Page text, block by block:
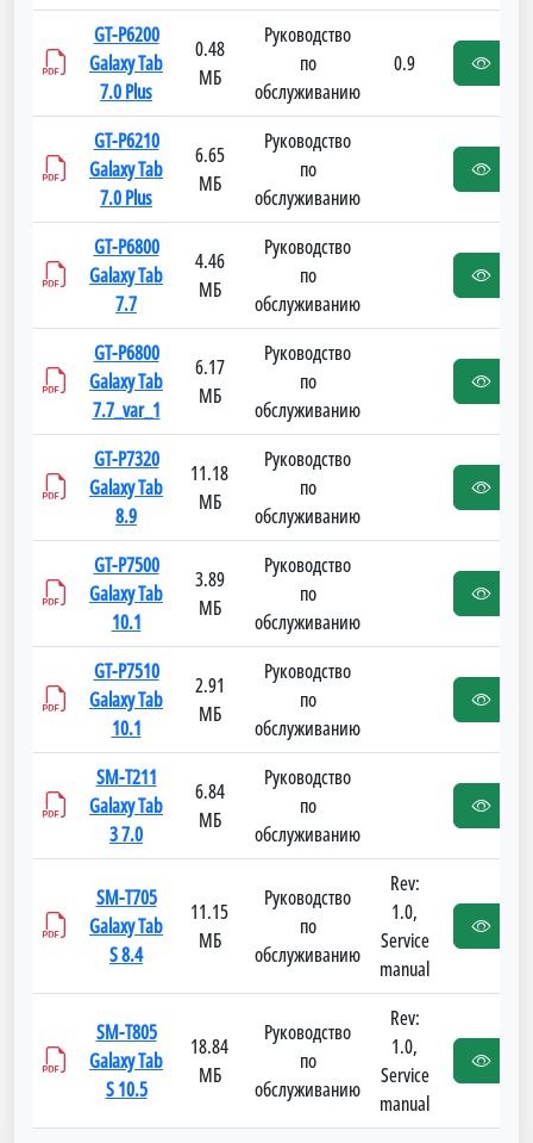
GT-P6200
Galaxy Tab
7.0 Plus
0.48
МБ
Руководство
по
обслуживанию
0.9
GT-P6210
Galaxy Tab
7.0 Plus
6.65
МБ
Руководство
по
обслуживанию
GT-P6800
Galaxy Tab
7.7
4.46
МБ
Руководство
по
обслуживанию
GT-P6800
Galaxy Tab
7.7_var_1
6.17
МБ
Руководство
по
обслуживанию
GT-P7320
Galaxy Tab
8.9
11.18
МБ
Руководство
по
обслуживанию
GT-P7500
Galaxy Tab
10.1
3.89
МБ
Руководство
по
обслуживанию
GT-P7510
Galaxy Tab
10.1
2.91
МБ
Руководство
по
обслуживанию
SM-T211
Galaxy Tab
3 7.0
6.84
МБ
Руководство
по
обслуживанию
SM-T705
Galaxy Tab
S 8.4
11.15
МБ
Руководство
по
обслуживанию
Rev:
1.0,
Service
manual
SM-T805
Galaxy Tab
S 10.5
18.84
МБ
Руководство
по
обслуживанию
Rev:
1.0,
Service
manual